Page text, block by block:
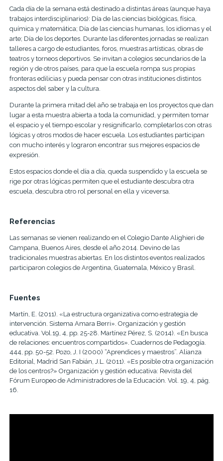
Cada día de la semana está destinado a distintas áreas (aunque haya
trabajos interdisciplinarios): Día de las ciencias biológicas, física,
química y matemática; Día de las ciencias humanas, los idiomas y el
arte; Día de los deportes. Durante las diferentes jornadas se realizan
talleres a cargo de estudiantes, foros, muestras artísticas, obras de
teatros y torneos deportivos. Se invitan a colegios secundarios de la
región y de otros países, para que la escuela rompa sus propias
fronteras edilicias y pueda pensar con otras instituciones distintos
aspectos del saber y la cultura.
Durante la primera mitad del año se trabaja en los proyectos que dan
lugar a esta muestra abierta a toda la comunidad, y permiten tomar
el espacio y el tiempo escolar y resignificarlo, completarlos con otras
lógicas y otros modos de hacer escuela. Los estudiantes participan
con mucho interés y lograron encontrar sus mejores espacios de
expresión.
Estos espacios donde el día a día, queda suspendido y la escuela se
rige por otras lógicas permiten que el estudiante descubra otra
escuela, descubra otro rol personal en ella y viceversa.
Referencias
Las semanas se vienen realizando en el Colegio Dante Alighieri de
Campana, Buenos Aires, desde el año 2014. Devino de las
tradicionales muestras abiertas. En los distintos eventos realizados
participaron colegios de Argentina, Guatemala, México y Brasil.
Fuentes
Martín, E. (2011). «La estructura organizativa como estrategia de
intervención. Sistema Amara Berri». Organización y gestión
educativa. Vol.19, 4, pp. 25-28. Martínez Pérez, S. (2014). «En busca
de relaciones: encuentros compartidos». Cuadernos de Pedagogía.
444, pp. 50-52. Pozo, J. I (2000) “Aprendices y maestros”. Alianza
Editorial, Madrid San Fabián, J.L. (2011). «Es posible otra organización
de los centros?» Organización y gestión educativa: Revista del
Fórum Europeo de Administradores de la Educación. Vol. 19, 4, pág.
16.